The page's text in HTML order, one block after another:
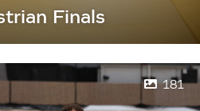
Finals
181